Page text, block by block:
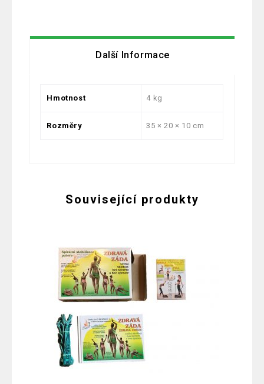
Další Informace
Hmotnost 4 kg
Rozměry 35 × 20 × 10 cm
Související produkty